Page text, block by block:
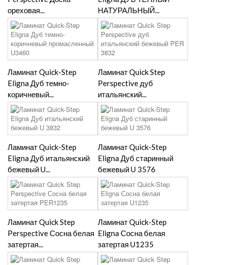
ореховая...
НАТУРАЛЬНЫЙ...
Ламинат Quick-Step
Eligna Дуб темно-
коричневый...
Ламинат Quick Step
Perspective дуб
итальянский...
Ламинат Quick-Step
Eligna Дуб итальянский
бежевый U...
Ламинат Quick-Step
Eligna Дуб старинный
бежевый U 3576
Ламинат Quick Step
Perspective Сосна белая
затертая...
Ламинат Quick-Step
Eligna Сосна белая
затертая U1235